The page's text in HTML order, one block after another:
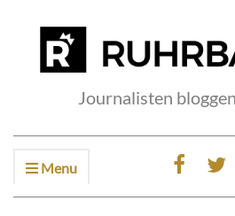
Journalisten
Menu